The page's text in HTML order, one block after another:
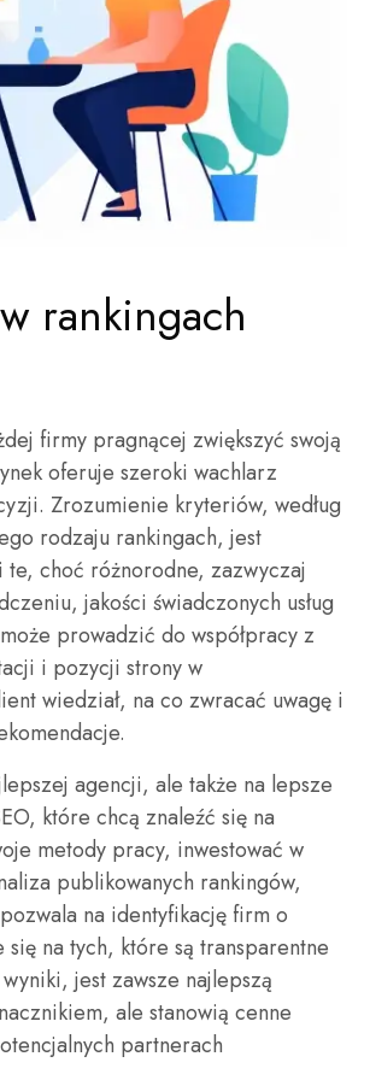
rankingach
firmy pragnącej zwiększyć swoją
oferuje szeroki wachlarz
Zrozumienie kryteriów, według
rodzaju rankingach, jest
te, choć różnorodne, zazwyczaj
jakości świadczonych usług
prowadzić do współpracy z
i pozycji strony w
wiedział, na co zwracać uwagę i
agencji, ale także na lepsze
które chcą znaleźć się na
metody pracy, inwestować w
publikowanych rankingów,
na identyfikację firm o
na tych, które są transparentne
jest zawsze najlepszą
ale stanowią cenne
partnerach